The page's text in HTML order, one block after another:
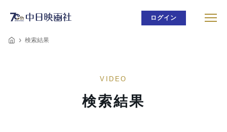
ログイン
検索結果
VIDEO
検索結果